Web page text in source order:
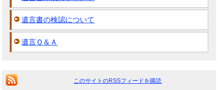
遺言書の検認について
遺言Ｑ＆Ａ
このサイトのRSSフィードを購読